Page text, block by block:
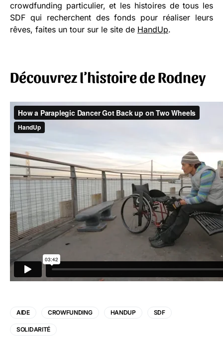
crowdfunding particulier, et les histoires de tous les
SDF qui recherchent des fonds pour réaliser leurs
rêves, faites un tour sur le site de HandUp.
Découvrez l’histoire de Rodney
AIDE CROWFUNDING HANDUP SDF
SOLIDARITÉ